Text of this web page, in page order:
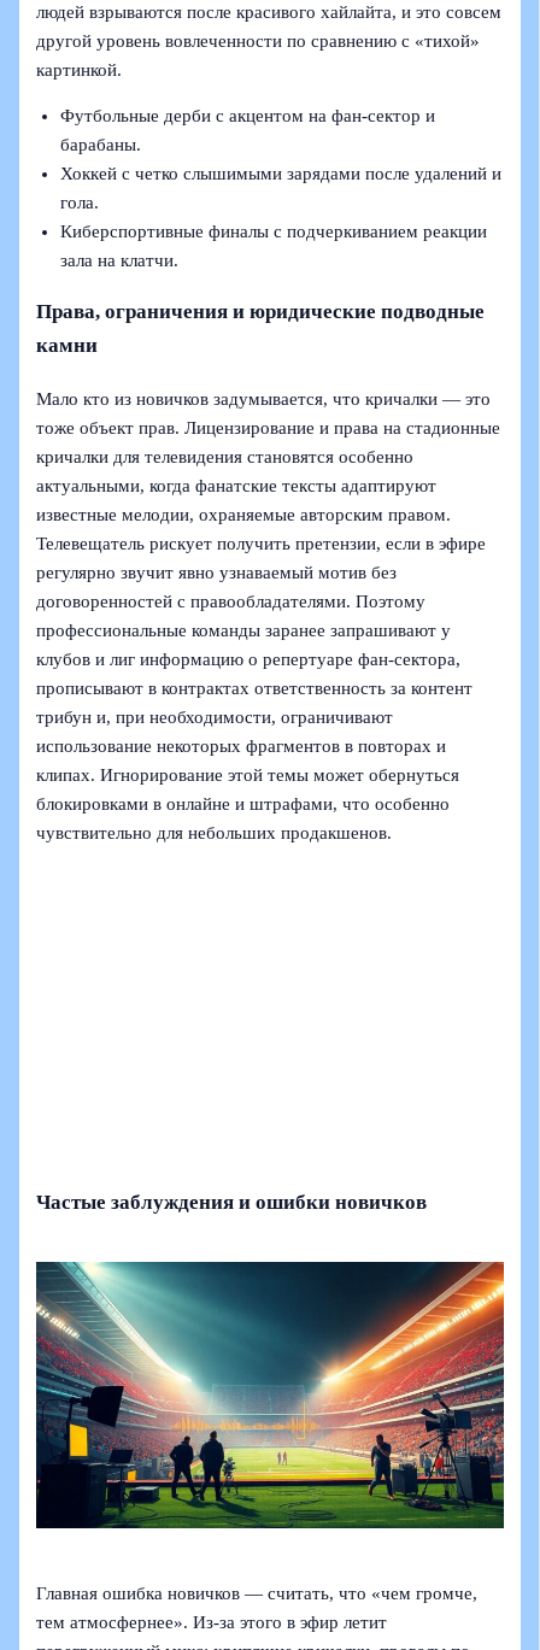
людей взрываются после красивого хайлайта, и это совсем
другой уровень вовлеченности по сравнению с «тихой»
картинкой.
Футбольные дерби с акцентом на фан-сектор и
барабаны.
Хоккей с четко слышимыми зарядами после удалений и
гола.
Киберспортивные финалы с подчеркиванием реакции
зала на клатчи.
Права, ограничения и юридические подводные
камни
Мало кто из новичков задумывается, что кричалки — это
тоже объект прав. Лицензирование и права на стадионные
кричалки для телевидения становятся особенно
актуальными, когда фанатские тексты адаптируют
известные мелодии, охраняемые авторским правом.
Телевещатель рискует получить претензии, если в эфире
регулярно звучит явно узнаваемый мотив без
договоренностей с правообладателями. Поэтому
профессиональные команды заранее запрашивают у
клубов и лиг информацию о репертуаре фан-сектора,
прописывают в контрактах ответственность за контент
трибун и, при необходимости, ограничивают
использование некоторых фрагментов в повторах и
клипах. Игнорирование этой темы может обернуться
блокировками в онлайне и штрафами, что особенно
чувствительно для небольших продакшенов.
Частые заблуждения и ошибки новичков
Главная ошибка новичков — считать, что «чем громче,
тем атмосфернее». Из-за этого в эфир летит